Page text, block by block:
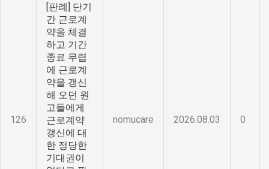
126
[판례] 단기
간 근로계
약을 체결
하고 기간
종료 무렵
에 근로계
약을 갱신
해 오던 원
고들에게
근로계약
갱신에 대
한 정당한
기대권이
nomucare 2026.08.03 0